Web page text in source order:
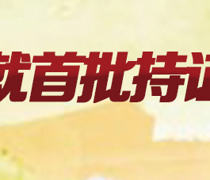
欢迎来到广东省华安消防职业培训学校！